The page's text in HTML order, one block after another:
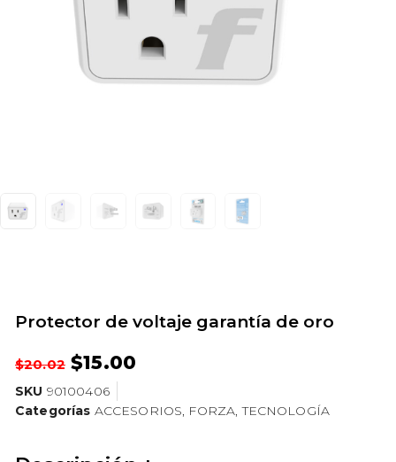
Protector de voltaje garantía de oro
$20.02 $15.00
SKU 90100406
Categorías ACCESORIOS FORZA ,TECNOLOGÍA